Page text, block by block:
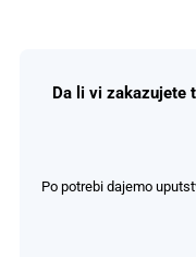
Da li vi zakazujete
Po potrebi dajemo